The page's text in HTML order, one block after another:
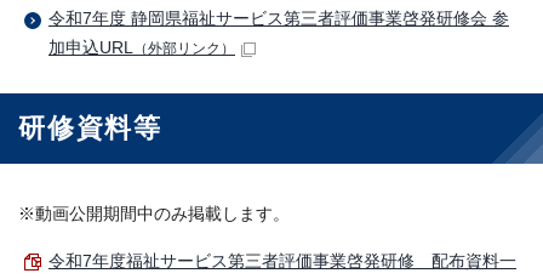
令和7年度 静岡県福祉サービス第三者評価事業啓発研修会 参
加申込URL （外部リンク）
研修資料等
※動画公開期間中のみ掲載します。
令和7年度福祉サービス第三者評価事業啓発研修 配布資料一